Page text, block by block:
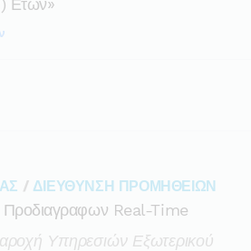
/ ΔΙΕΥΘΥΝΣΗ ΠΡΟΜΗΘΕΙΩΝ
Προδιαγραφων Real-Time
Υπηρεσιών Εξωτερικού